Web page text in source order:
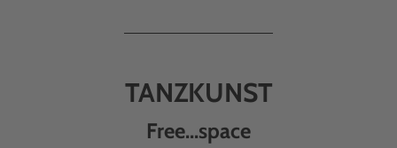
TANZKUNST
Free...space